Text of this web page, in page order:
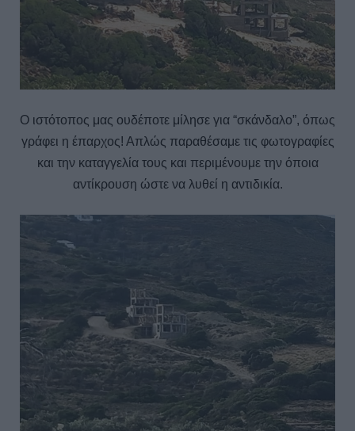
Ο ιστότοπος μας ουδέποτε μίλησε για “σκάνδαλο”, όπως
γράφει η έπαρχος! Απλώς παραθέσαμε τις φωτογραφίες
και την καταγγελία τους και περιμένουμε την όποια
αντίκρουση ώστε να λυθεί η αντιδικία.